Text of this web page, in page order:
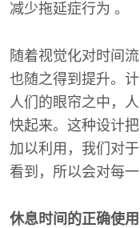
减少拖延症行为 。
随着视觉化对时间
也随之得到提升。
人们的眼帘之中，
快起来。这种设计
加以利用，我们对
看到，所以会对每
休息时间的正确使